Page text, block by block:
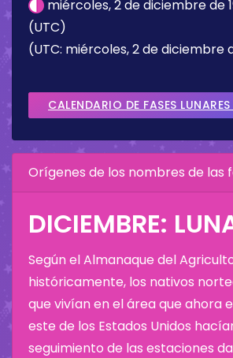
miércoles, 2 de diciembre de
(UTC)
(UTC: miércoles, 2 de diciembre de
CALENDARIO DE FASES LUNARES
Orígenes de los nombres de las
DICIEMBRE:
Según el Almanaque del
históricamente, los nativos
que vivían en el área que ahora
este de los Estados Unidos
seguimiento de las estaciones